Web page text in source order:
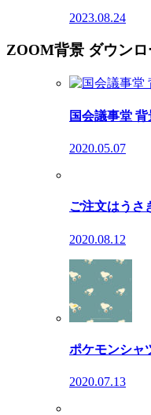
2023.08.24
ZOOM背景 ダウン
国会議事堂 背
2020.05.07
ご注文はうさ
2020.08.12
ポケモンシャ
2020.07.13